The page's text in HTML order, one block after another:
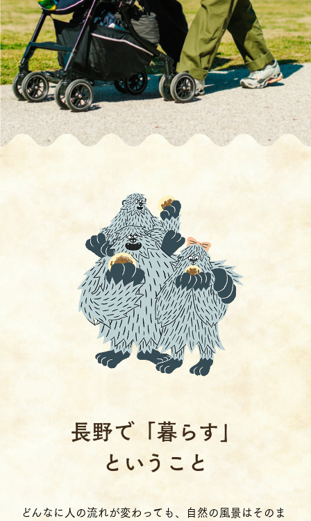
⻑野で「暮らす」
ということ
どんなに人の流れが変わっても、自然の風景はそのま